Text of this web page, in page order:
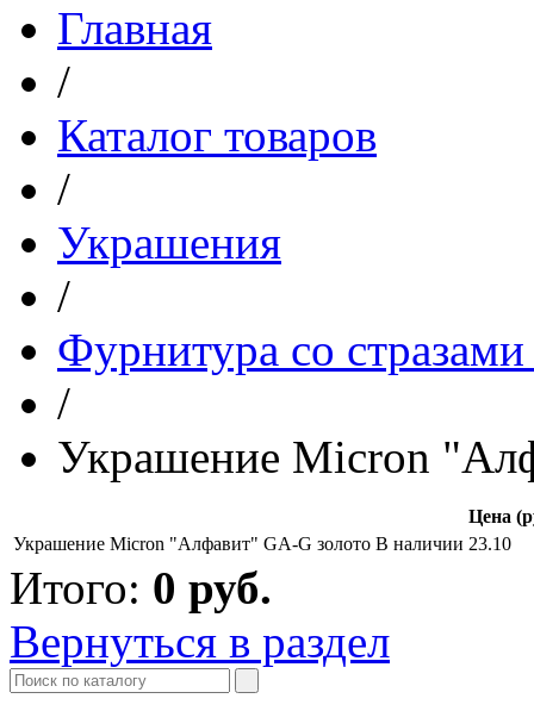
Главная
/
Каталог товаров
/
Украшения
/
Фурнитура со
/
Украшение Micron
Цена
Украшение Micron "Алфавит" GA-G золото В наличии 23.10
Итого: 0 руб.
Вернуться в раздел